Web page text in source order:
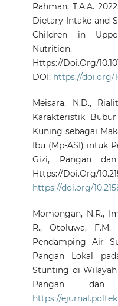
Rahman, T.A.A.
Dietary Intake and
Children in
Nutrition.
Https://Doi.Org/
DOI: https://doi.org/
Meisara, N.D.,
Karakteristik
Kuning sebagai
Ibu (Mp-ASI) intuk
Gizi, Pangan dan
Https://Doi.Org/
https://doi.org/
Momongan, N.R.,
R., Otoluwa, F.M.
Pendamping Air
Pangan Lokal
Stunting di
Pangan
https://